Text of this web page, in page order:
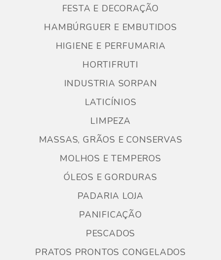
FESTA E DECORAÇÃO
HAMBÚRGUER E EMBUTIDOS
HIGIENE E PERFUMARIA
HORTIFRUTI
INDUSTRIA SORPAN
LATICÍNIOS
LIMPEZA
MASSAS, GRÃOS E CONSERVAS
MOLHOS E TEMPEROS
ÓLEOS E GORDURAS
PADARIA LOJA
PANIFICAÇÃO
PESCADOS
PRATOS PRONTOS CONGELADOS